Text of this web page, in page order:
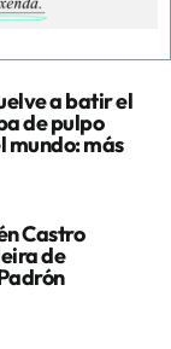
a batir el
de pulpo
mundo: más
Castro
de